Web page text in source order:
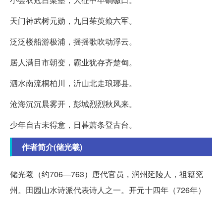
天门神武树元勋，九日茱萸飨六军。
泛泛楼船游极浦，摇摇歌吹动浮云。
居人满目市朝变，霸业犹存齐楚甸。
泗水南流桐柏川，沂山北走琅琊县。
沧海沉沉晨雾开，彭城烈烈秋风来。
少年自古未得意，日暮萧条登古台。
作者简介(储光羲)
储光羲（约706—763）唐代官员，润州延陵人，祖籍兖
州。田园山水诗派代表诗人之一。开元十四年（726年）